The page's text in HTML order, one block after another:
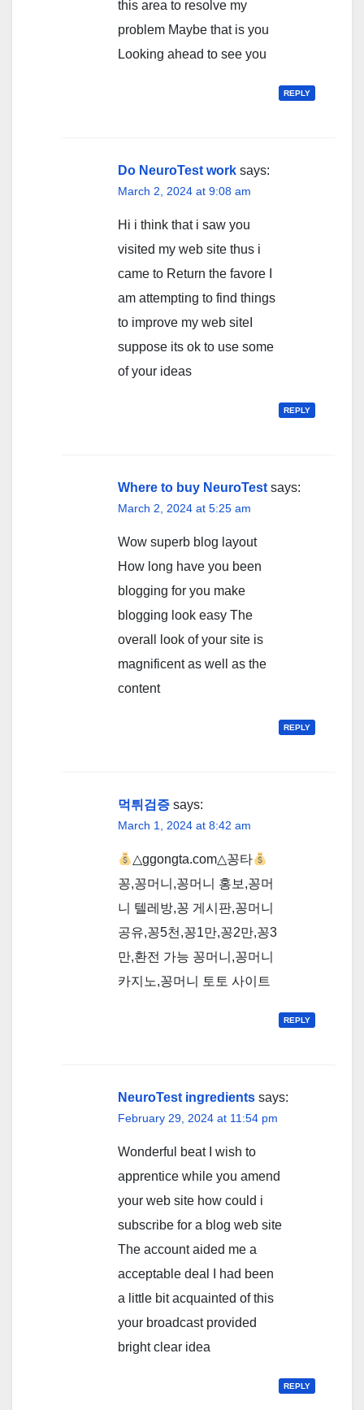
this area to resolve my
problem Maybe that is you
Looking ahead to see you
REPLY
Do NeuroTest work says:
March 2, 2024 at 9:08 am
Hi i think that i saw you
visited my web site thus i
came to Return the favore I
am attempting to find things
to improve my web siteI
suppose its ok to use some
of your ideas
REPLY
Where to buy NeuroTest says:
March 2, 2024 at 5:25 am
Wow superb blog layout
How long have you been
blogging for you make
blogging look easy The
overall look of your site is
magnificent as well as the
content
REPLY
먹튀검증 says:
March 1, 2024 at 8:42 am
△ggongta.com△ 꽁타
꽁,꽁머니,꽁머니 홍보,꽁머
니 텔레방,꽁 게시판,꽁머니
공유,꽁5천,꽁1만,꽁2만,꽁3
만,환전 가능 꽁머니,꽁머니
카지노,꽁머니 토토 사이트
REPLY
NeuroTest ingredients says:
February 29, 2024 at 11:54 pm
Wonderful beat I wish to
apprentice while you amend
your web site how could i
subscribe for a blog web site
The account aided me a
acceptable deal I had been
a little bit acquainted of this
your broadcast provided
bright clear idea
REPLY